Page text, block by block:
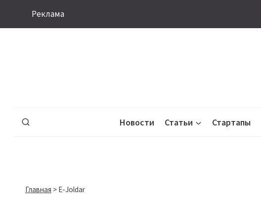
Реклама
Новости Статьи Стартапы
Главная > E-Joldar